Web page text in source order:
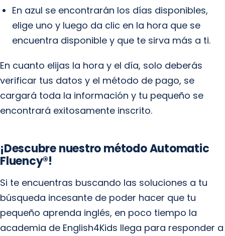
En azul se encontrarán los días disponibles,
elige uno y luego da clic en la hora que se
encuentra disponible y que te sirva más a ti.
En cuanto elijas la hora y el día, solo deberás
verificar tus datos y el método de pago, se
cargará toda la información y tu pequeño se
encontrará exitosamente inscrito.
¡Descubre nuestro método Automatic
Fluency®!
Si te encuentras buscando las soluciones a tu
búsqueda incesante de poder hacer que tu
pequeño aprenda inglés, en poco tiempo la
academia de English4Kids llega para responder a